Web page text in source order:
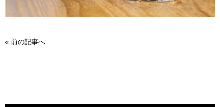
« 前の記事へ